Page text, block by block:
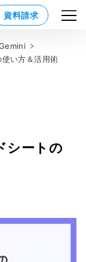
資料請求
い方＆活用術
シートの